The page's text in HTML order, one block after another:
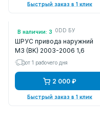
Быстрый заказ в 1 клик
В наличии: 3
Арт.: FG0525720DD БУ
ШРУС привода наружний
M3 (BK) 2003-2006 1,6
от 1 рабочего дня
2 000 ₽
Быстрый заказ в 1 клик